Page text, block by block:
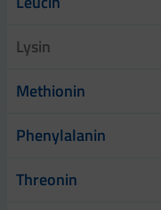
Lysin
Methionin
Phenylalanin
Threonin